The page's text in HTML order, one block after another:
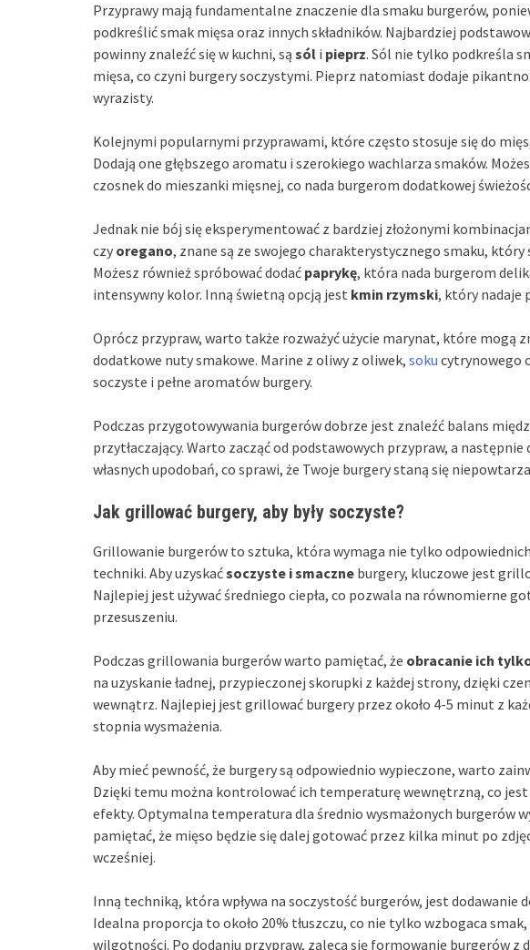
Przyprawy mają fundamentalne znaczenie dla smaku burgerów,
podkreślić smak mięsa oraz innych składników. Najbardziej
powinny znaleźć się w kuchni, są sól i pieprz. Sól nie tylko podkreśla
mięsa, co czyni burgery soczystymi. Pieprz natomiast dodaje
wyrazisty.
Kolejnymi popularnymi przyprawami, które często stosuje się do
Dodają one głębszego aromatu i szerokiego wachlarza smaków.
czosnek do mieszanki mięsnej, co nada burgerom dodatkowej
Jednak nie bój się eksperymentować z bardziej złożonymi
czy oregano, znane są ze swojego charakterystycznego smaku,
Możesz również spróbować dodać paprykę, która nada burgerom
intensywny kolor. Inną świetną opcją jest kmin rzymski, który nadaje
Oprócz przypraw, warto także rozważyć użycie marynat, które mogą
dodatkowe nuty smakowe. Marine z oliwy z oliwek, soku cytrynowego
soczyste i pełne aromatów burgery.
Podczas przygotowywania burgerów dobrze jest znaleźć balans
przytłaczający. Warto zacząć od podstawowych przypraw, a następnie
własnych upodobań, co sprawi, że Twoje burgery staną się
Jak grillować burgery, aby były soczyste?
Grillowanie burgerów to sztuka, która wymaga nie tylko
techniki. Aby uzyskaćsoczyste i smaczne burgery, kluczowe jest
Najlepiej jest używać średniego ciepła, co pozwala na równomierne
przesuszeniu.
Podczas grillowania burgerów warto pamiętać, że obracanie ich
na uzyskanie ładnej, przypieczonej skorupki z każdej strony, dzięki
wewnątrz. Najlepiej jest grillować burgery przez około 4-5 minut z
stopnia wysmażenia.
Aby mieć pewność, że burgery są odpowiednio wypieczone, warto
Dzięki temu można kontrolować ich temperaturę wewnętrzną, co
efekty. Optymalna temperatura dla średnio wysmażonych burgerów
pamiętać, że mięso będzie się dalej gotować przez kilka minut po
wcześniej.
Inną techniką, która wpływa na soczystość burgerów, jest dodawanie
Idealna proporcja to około 20% tłuszczu, co nie tylko wzbogaca
wilgotności. Po dodaniu przypraw, zaleca się formowanie burgerów z